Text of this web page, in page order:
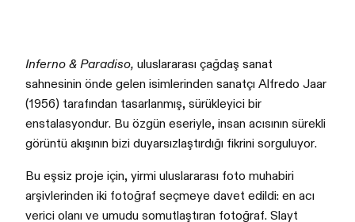
Inferno & Paradiso, uluslararası çağdaş sanat
sahnesinin önde gelen isimlerinden sanatçı Alfredo Jaar
(1956) tarafından tasarlanmış, sürükleyici bir
enstalasyondur. Bu özgün eseriyle, insan acısının sürekli
görüntü akışının bizi duyarsızlaştırdığı fikrini sorguluyor.
Bu eşsiz proje için, yirmi uluslararası foto muhabiri
arşivlerinden iki fotoğraf seçmeye davet edildi: en acı
verici olanı ve umudu somutlaştıran fotoğraf. Slayt